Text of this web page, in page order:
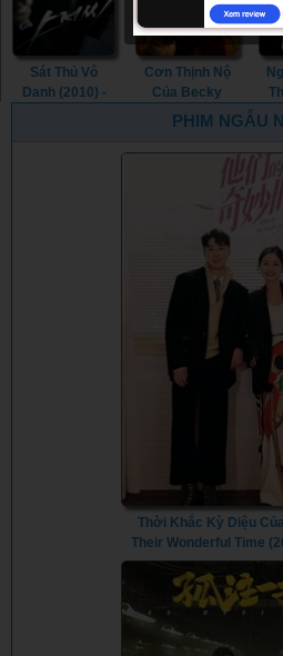
Sát Thủ Vô
Danh (2010) -
Cơn Thịnh Nộ
Của Becky
(2023) - The
(2023)
PHIM NGẪU
Thời Khắc Kỳ Diệu
Their Wonderful Time